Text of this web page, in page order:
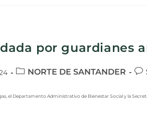
por guardianes
NORTE DE SANTANDER
el Departamento Administrativo de Bienestar Social y la